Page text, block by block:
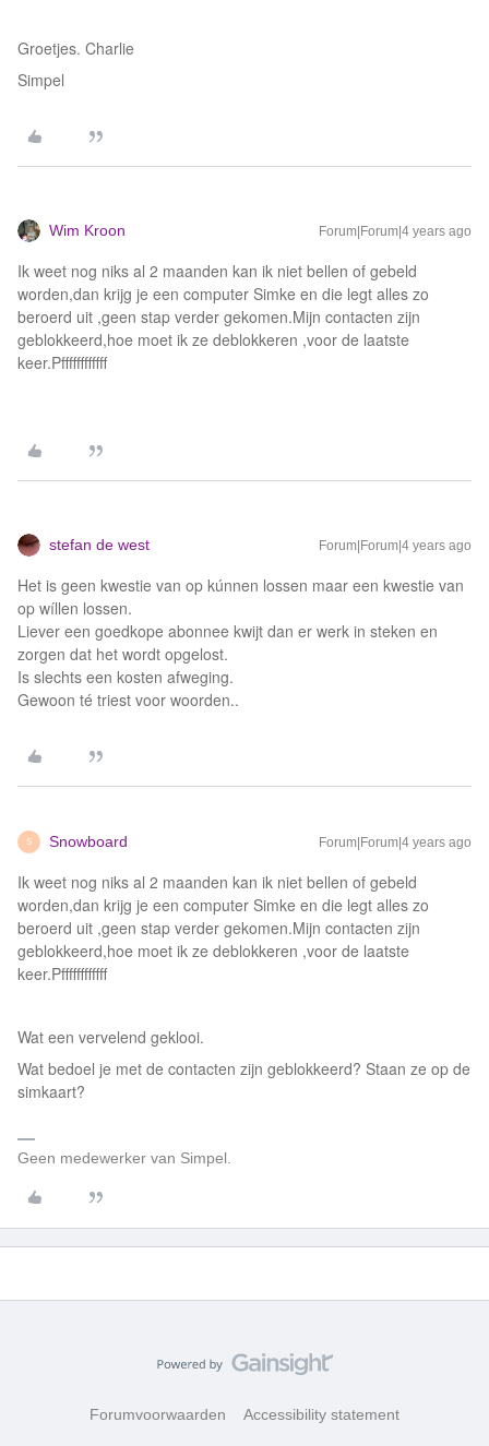
Groetjes. Charlie
Simpel
Wim Kroon Forum|Forum|4 years ago
Ik weet nog niks al 2 maanden kan ik niet bellen of gebeld
worden,dan krijg je een computer Simke en die legt alles zo
beroerd uit ,geen stap verder gekomen.Mijn contacten zijn
geblokkeerd,hoe moet ik ze deblokkeren ,voor de laatste
keer.Pffffffffffff
stefan de west Forum|Forum|4 years ago
Het is geen kwestie van op kúnnen lossen maar een kwestie van
op wíllen lossen.
Liever een goedkope abonnee kwijt dan er werk in steken en
zorgen dat het wordt opgelost.
Is slechts een kosten afweging.
Gewoon té triest voor woorden..
S Snowboard Forum|Forum|4 years ago
Ik weet nog niks al 2 maanden kan ik niet bellen of gebeld
worden,dan krijg je een computer Simke en die legt alles zo
beroerd uit ,geen stap verder gekomen.Mijn contacten zijn
geblokkeerd,hoe moet ik ze deblokkeren ,voor de laatste
keer.Pffffffffffff
Wat een vervelend geklooi.
Wat bedoel je met de contacten zijn geblokkeerd? Staan ze op de
simkaart?
Geen medewerker van Simpel.
Forumvoorwaarden Accessibility statement